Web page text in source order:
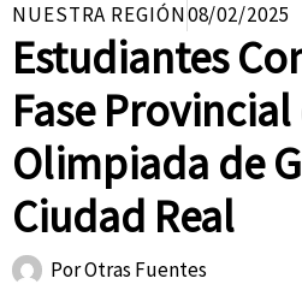
NUESTRA REGIÓN08/02/2025
Estudiantes
Fase
Olimpiada de
Ciudad Real
PorOtras Fuentes